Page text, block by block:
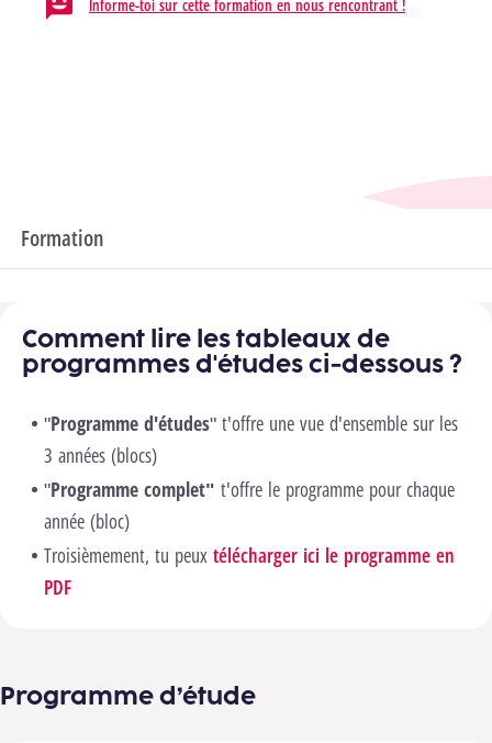
Informe-toi sur cette formation en nous rencontrant !
Formation
Comment lire les tableaux de
programmes d'études ci-dessous ?
"Programme d'études" t'offre une vue d'ensemble sur les
3 années (blocs)
"Programme complet" t'offre le programme pour chaque
année (bloc)
Troisièmement, tu peux télécharger ici le programme en
PDF
Programme d’étude